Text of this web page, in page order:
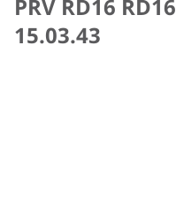
PRV RD16
15.03.43